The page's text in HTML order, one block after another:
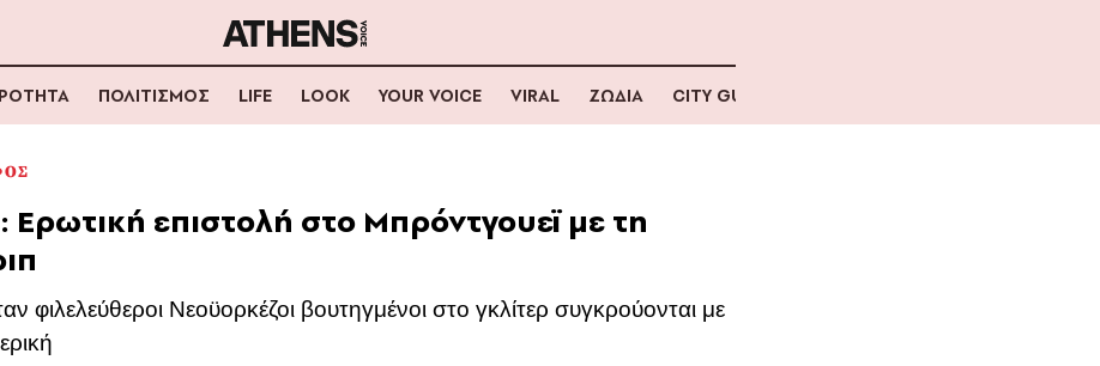
ΠΟΛΙΤΙΣΜΟΣ LIFE LOOK YOUR VOICE VIRAL ΖΩΔΙΑ CITY GUIDE
Ερωτική επιστολή στο Μπρόντγουεϊ με τη
φιλελεύθεροι Νεοϋορκέζοι βουτηγμένοι στο γκλίτερ συγκρούονται με